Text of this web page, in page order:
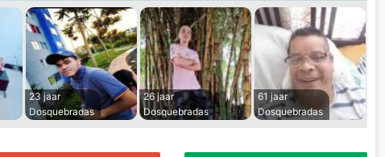
23 jaar
Dosquebradas
26 jaar
Dosquebradas
61 jaar
Dosquebradas